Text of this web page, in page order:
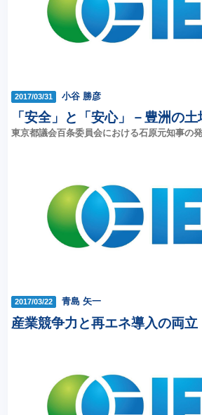
2017/03/31 小谷 勝彦
「安全」と「安心」－豊洲の
東京都議会百条委員会における石原元知事の
2017/03/22 青島 矢一
産業競争力と再エネ導入の両立